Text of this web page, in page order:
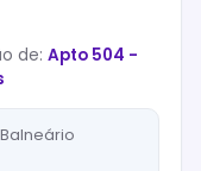
de: Apto 504 -